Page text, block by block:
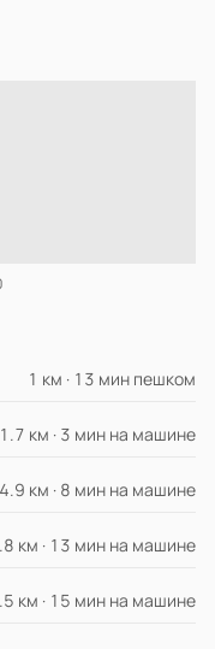
1 км · 13 мин пешком
1.7 км · 3 мин на машине
4.9 км · 8 мин на машине
км · 13 мин на машине
км · 15 мин на машине